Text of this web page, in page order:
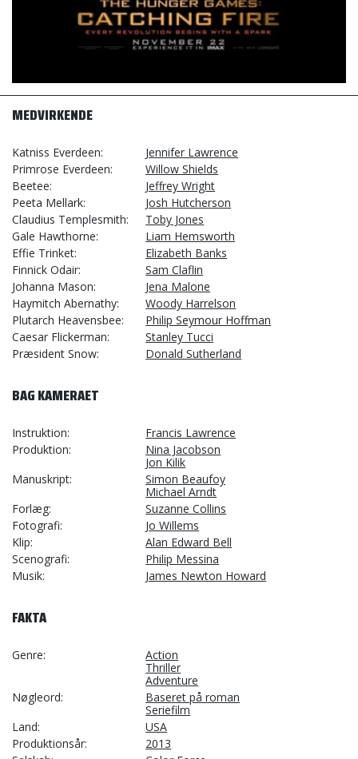
MEDVIRKENDE
Katniss Everdeen
Jennifer Lawrence
Primrose Everdeen
Willow Shields
Beetee
Jeffrey Wright
Peeta Mellark
Josh Hutcherson
Claudius Templesmith
Toby Jones
Gale Hawthorne
Liam Hemsworth
Effie Trinket
Elizabeth Banks
Finnick Odair
Sam Claflin
Johanna Mason
Jena Malone
Haymitch Abernathy
Woody Harrelson
Plutarch Heavensbee
Philip Seymour Hoffman
Caesar Flickerman
Stanley Tucci
Præsident Snow
Donald Sutherland
BAG KAMERAET
Instruktion
Francis Lawrence
Produktion
Nina Jacobson
Jon Kilik
Manuskript
Simon Beaufoy
Michael Arndt
Forlæg
Suzanne Collins
Fotografi
Jo Willems
Klip
Alan Edward Bell
Scenografi
Philip Messina
Musik
James Newton Howard
FAKTA
Genre
Action
Thriller
Adventure
Nøgleord
Baseret på roman
Seriefilm
Land
USA
Produktionsår
2013